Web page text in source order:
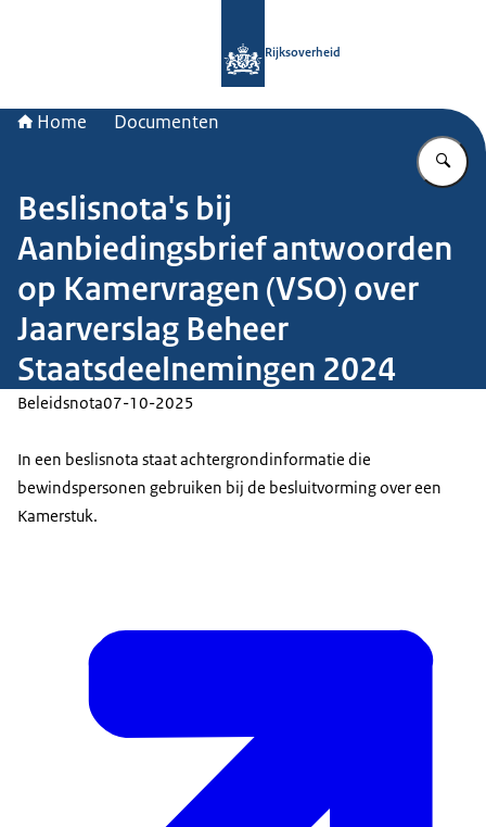
Rijksoverheid
Home Documenten
Beslisnota's bij
Aanbiedingsbrief antwoorden
op Kamervragen (VSO) over
Jaarverslag Beheer
Staatsdeelnemingen 2024
Beleidsnota07-10-2025
In een beslisnota staat achtergrondinformatie die
bewindspersonen gebruiken bij de besluitvorming over een
Kamerstuk.